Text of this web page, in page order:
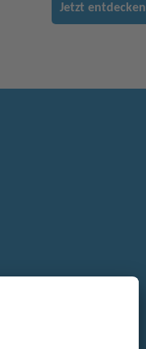
Jetzt entdecken